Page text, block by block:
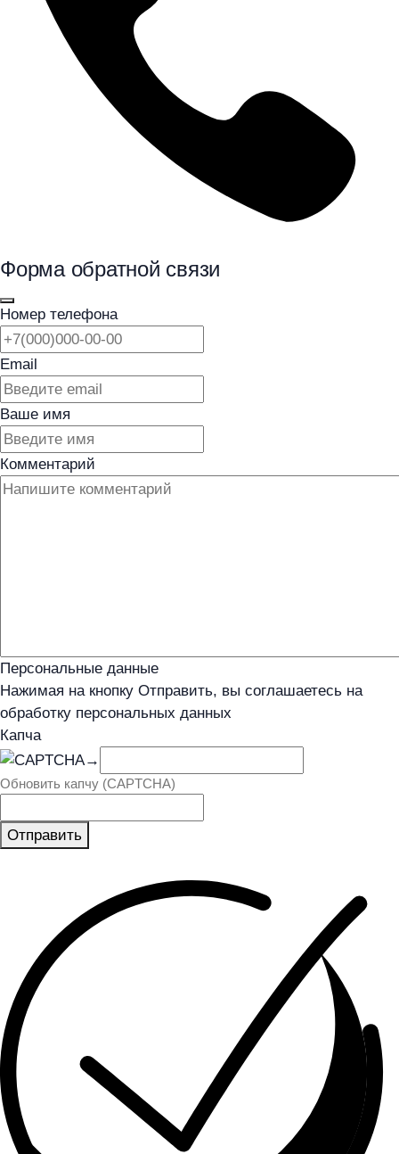
Форма обратной связи
Номер телефона
Email
Ваше имя
Комментарий
Персональные данные
Нажимая на кнопку Отправить, вы соглашаетесь на
обработку персональных данных
Капча
→
Обновить капчу (CAPTCHA)
Отправить